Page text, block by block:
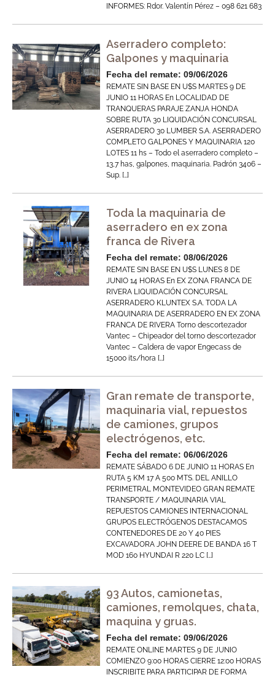
INFORMES: Rdor. Valentín Pérez – 098 621 683
Aserradero completo:
Galpones y maquinaria
Fecha del remate: 09/06/2026
REMATE SIN BASE EN U$S MARTES 9 DE
JUNIO 11 HORAS En LOCALIDAD DE
TRANQUERAS PARAJE ZANJA HONDA
SOBRE RUTA 30 LIQUIDACIÓN CONCURSAL
ASERRADERO 30 LUMBER S.A. ASERRADERO
COMPLETO GALPONES Y MAQUINARIA 120
LOTES 11 hs – Todo el aserradero completo –
13,7 has, galpones, maquinaria. Padrón 3406 –
Sup. […]
Toda la maquinaria de
aserradero en ex zona
franca de Rivera
Fecha del remate: 08/06/2026
REMATE SIN BASE EN U$S LUNES 8 DE
JUNIO 14 HORAS En EX ZONA FRANCA DE
RIVERA LIQUIDACIÓN CONCURSAL
ASERRADERO KLUNTEX S.A. TODA LA
MAQUINARIA DE ASERRADERO EN EX ZONA
FRANCA DE RIVERA Torno descortezador
Vantec – Chipeador del torno descortezador
Vantec – Caldera de vapor Engecass de
15000 its/hora […]
Gran remate de transporte,
maquinaria vial, repuestos
de camiones, grupos
electrógenos, etc.
Fecha del remate: 06/06/2026
REMATE SÁBADO 6 DE JUNIO 11 HORAS En
RUTA 5 KM 17 A 500 MTS. DEL ANILLO
PERIMETRAL MONTEVIDEO GRAN REMATE
TRANSPORTE / MAQUINARIA VIAL
REPUESTOS CAMIONES INTERNACIONAL
GRUPOS ELECTRÓGENOS DESTACAMOS
CONTENEDORES DE 20 Y 40 PIES
EXCAVADORA JOHN DEERE DE BANDA 16 T
MOD 160 HYUNDAI R 220 LC […]
93 Autos, camionetas,
camiones, remolques, chata,
maquina y gruas.
Fecha del remate: 09/06/2026
REMATE ONLINE MARTES 9 DE JUNIO
COMIENZO 9:00 HORAS CIERRE 12:00 HORAS
INSCRIBITE PARA PARTICIPAR DE FORMA